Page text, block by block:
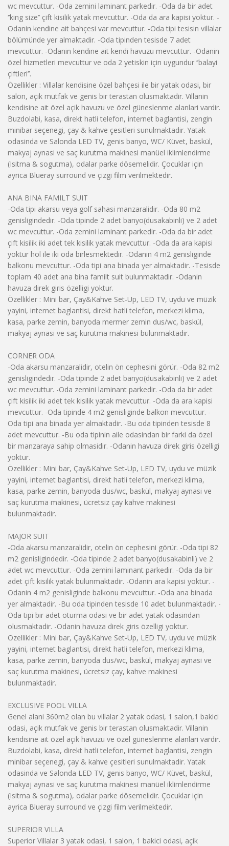
wc mevcuttur. -Oda zemini laminant parkedir. -Oda da bir adet
‘’king size’’ çift kisilik yatak mevcuttur. -Oda da ara kapisi yoktur. -
Odanin kendine ait bahçesi var mevcuttur. -Oda tipi tesisin villalar
bölümünde yer almaktadir. -Oda tipinden tesisde 7 adet
mevcuttur. -Odanin kendine ait kendi havuzu mevcuttur. -Odanin
özel hizmetleri mevcuttur ve oda 2 yetiskin için uygundur ‘’balayi
çiftleri’’.
Özellikler : Villalar kendisine özel bahçesi ile bir yatak odasi, bir
salon, açik mutfak ve genis bir terastan olusmaktadir. Villanin
kendisine ait özel açik havuzu ve özel güneslenme alanlari vardir.
Buzdolabi, kasa, direkt hatli telefon, internet baglantisi, zengin
minibar seçenegi, çay & kahve çesitleri sunulmaktadir. Yatak
odasinda ve Salonda LED TV, genis banyo, WC/ Küvet, baskül,
makyaj aynasi ve saç kurutma makinesi manüel iklimlendirme
(Isitma & sogutma), odalar parke dösemelidir. Çocuklar için
ayrica Blueray surround ve çizgi film verilmektedir.
ANA BINA FAMILT SUIT
-Oda tipi akarsu veya golf sahasi manzaralidir. -Oda 80 m2
genisligindedir. -Oda tipinde 2 adet banyo(dusakabinli) ve 2 adet
wc mevcuttur. -Oda zemini laminant parkedir. -Oda da bir adet
çift kisilik iki adet tek kisilik yatak mevcuttur. -Oda da ara kapisi
yoktur hol ile iki oda birlesmektedir. -Odanin 4 m2 genisliginde
balkonu mevcuttur. -Oda tipi ana binada yer almaktadir. -Tesisde
toplam 40 adet ana bina familt suit bulunmaktadir. -Odanin
havuza direk giris özelligi yoktur.
Özellikler : Mini bar, Çay&Kahve Set-Up, LED TV, uydu ve müzik
yayini, internet baglantisi, direkt hatli telefon, merkezi klima,
kasa, parke zemin, banyoda mermer zemin dus/wc, baskül,
makyaj aynasi ve saç kurutma makinesi bulunmaktadir.
CORNER ODA
-Oda akarsu manzaralidir, otelin ön cephesini görür. -Oda 82 m2
genisligindedir. -Oda tipinde 2 adet banyo(dusakabinli) ve 2 adet
wc mevcuttur. -Oda zemini laminant parkedir. -Oda da bir adet
çift kisilik iki adet tek kisilik yatak mevcuttur. -Oda da ara kapisi
mevcuttur. -Oda tipinde 4 m2 genisliginde balkon mevcuttur. -
Oda tipi ana binada yer almaktadir. -Bu oda tipinden tesisde 8
adet mevcuttur. -Bu oda tipinin aile odasindan bir farki da özel
bir manzaraya sahip olmasidir. -Odanin havuza direk giris özelligi
yoktur.
Özellikler : Mini bar, Çay&Kahve Set-Up, LED TV, uydu ve müzik
yayini, internet baglantisi, direkt hatli telefon, merkezi klima,
kasa, parke zemin, banyoda dus/wc, baskül, makyaj aynasi ve
saç kurutma makinesi, ücretsiz çay kahve makinesi
bulunmaktadir.
MAJOR SUIT
-Oda akarsu manzaralidir, otelin ön cephesini görür. -Oda tipi 82
m2 genisligindedir. -Oda tipinde 2 adet banyo(dusakabinli) ve 2
adet wc mevcuttur. -Oda zemini laminant parkedir. -Oda da bir
adet çift kisilik yatak bulunmaktadir. -Odanin ara kapisi yoktur. -
Odanin 4 m2 genisliginde balkonu mevcuttur. -Oda ana binada
yer almaktadir. -Bu oda tipinden tesisde 10 adet bulunmaktadir. -
Oda tipi bir adet oturma odasi ve bir adet yatak odasindan
olusmaktadir. -Odanin havuza direk giris özelligi yoktur.
Özellikler : Mini bar, Çay&Kahve Set-Up, LED TV, uydu ve müzik
yayini, internet baglantisi, direkt hatli telefon, merkezi klima,
kasa, parke zemin, banyoda dus/wc, baskül, makyaj aynasi ve
saç kurutma makinesi, ücretsiz çay, kahve makinesi
bulunmaktadir.
EXCLUSIVE POOL VILLA
Genel alani 360m2 olan bu villalar 2 yatak odasi, 1 salon,1 bakici
odasi, açik mutfak ve genis bir terastan olusmaktadir. Villanin
kendisine ait özel açik havuzu ve özel güneslenme alanlari vardir.
Buzdolabi, kasa, direkt hatli telefon, internet baglantisi, zengin
minibar seçenegi, çay & kahve çesitleri sunulmaktadir. Yatak
odasinda ve Salonda LED TV, genis banyo, WC/ Küvet, baskül,
makyaj aynasi ve saç kurutma makinesi manüel iklimlendirme
(Isitma & sogutma), odalar parke dösemelidir. Çocuklar için
ayrica Blueray surround ve çizgi film verilmektedir.
SUPERIOR VILLA
Superior Villalar 3 yatak odasi, 1 salon, 1 bakici odasi, açik